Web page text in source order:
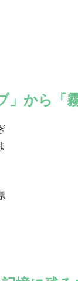
」から「